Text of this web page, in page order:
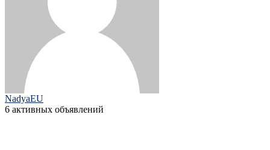
NadyaEU
6 активных объявлений